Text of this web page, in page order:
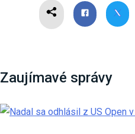
Zaujímavé správy